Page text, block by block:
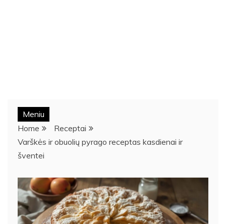
Meniu
Home
Receptai
Varškės ir obuolių pyrago receptas kasdienai ir
šventei